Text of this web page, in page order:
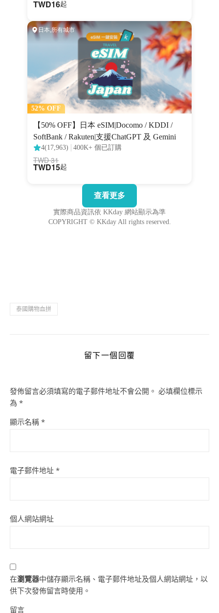
泰國購物血拼
留下一個回覆
發佈留言必須填寫的電子郵件地址不會公開。 必填欄位標示
為 *
顯示名稱 *
電子郵件地址 *
個人網站網址
在瀏覽器中儲存顯示名稱、電子郵件地址及個人網站網址，以
供下次發佈留言時使用。
留言